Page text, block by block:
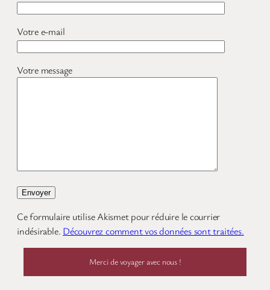
Votre e-mail
Votre message
Ce formulaire utilise Akismet pour réduire le courrier
indésirable. Découvrez comment vos données sont traitées.
Merci de voyager avec nous !